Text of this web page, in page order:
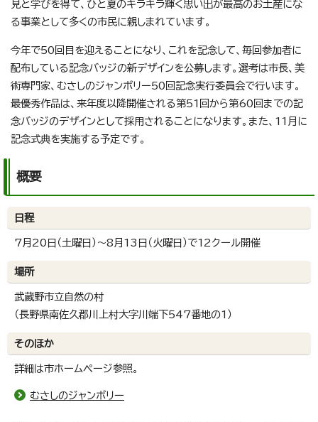
見と学びを得て、ひと夏のキラキラ輝く思い出が最高のお土産にな
る事業として多くの市民に親しまれています。
今年で50回目を迎えることになり、これを記念して、毎回参加者に
配布している記念バッジの新デザインを公募します。選考は市長、美
術専門家、むさしのジャンボリー50回記念実行委員会で行います。
最優秀作品は、来年度以降開催される第51回から第60回までの記
念バッジのデザインとして採用されることになります。また、11月に
記念式典を実施する予定です。
概要
日程
7月20日（土曜日）～8月13日（火曜日）で12クール開催
場所
武蔵野市立自然の村
（長野県南佐久郡川上村大字川端下547番地の1）
そのほか
詳細は市ホームページ参照。
むさしのジャンボリー